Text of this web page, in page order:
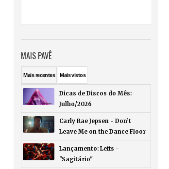
MAIS PAVÊ
Maisrecentes Maisvistos
Dicas de Discos do Mês:
Julho/2026
Carly Rae Jepsen - Don’t
Leave Me on the Dance Floor
Lançamento: Leffs -
"Sagitário"